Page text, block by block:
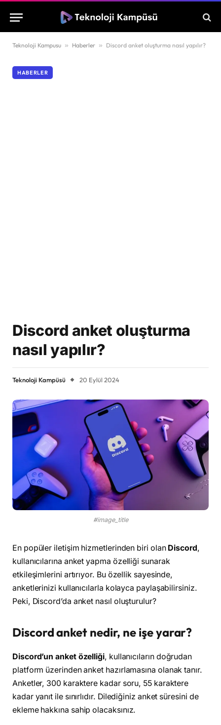
Teknoloji Kampusu » Haberler » Discord anket oluşturma nasıl yapılır?
HABERLER
Discord anket oluşturma
nasıl yapılır?
Teknoloji Kampüsü 20 Eylül 2024
#image_title
En popüler iletişim hizmetlerinden biri olan Discord,
kullanıcılarına anket yapma özelliği sunarak
etkileşimlerini artırıyor. Bu özellik sayesinde,
anketlerinizi kullanıcılarla kolayca paylaşabilirsiniz.
Peki, Discord’da anket nasıl oluşturulur?
Discord anket nedir, ne işe yarar?
Discord’un anket özelliği, kullanıcıların doğrudan
platform üzerinden anket hazırlamasına olanak tanır.
Anketler, 300 karaktere kadar soru, 55 karaktere
kadar yanıt ile sınırlıdır. Dilediğiniz anket süresini de
ekleme hakkına sahip olacaksınız.